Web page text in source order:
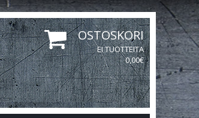
OSTOSKORI
EI TUOTTEITA
0,00€